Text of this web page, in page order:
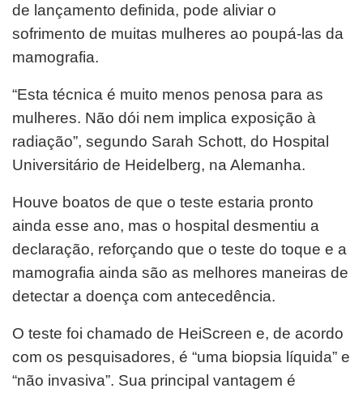
de lançamento definida, pode aliviar o
sofrimento de muitas mulheres ao poupá-las da
mamografia.
“Esta técnica é muito menos penosa para as
mulheres. Não dói nem implica exposição à
radiação”, segundo Sarah Schott, do Hospital
Universitário de Heidelberg, na Alemanha.
Houve boatos de que o teste estaria pronto
ainda esse ano, mas o hospital desmentiu a
declaração, reforçando que o teste do toque e a
mamografia ainda são as melhores maneiras de
detectar a doença com antecedência.
O teste foi chamado de HeiScreen e, de acordo
com os pesquisadores, é “uma biopsia líquida” e
“não invasiva”. Sua principal vantagem é